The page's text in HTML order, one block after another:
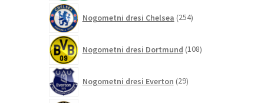
Nogometni dresi Chelsea 254izdelkov
Nogometni dresi Dortmund 108izdelkov
Nogometni dresi Everton 29izdelkov